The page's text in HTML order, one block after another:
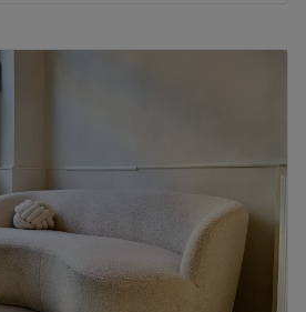
& Colorationen, Haarpflege,
Hochwertige Produkte
Parkplätze, kostenlose Getränke,
zur Salonansicht
10:00–15:00
ist das Motto im Kosmetikstudio
Hier stehen entspannende
dauerhafte Haarentfernung mit